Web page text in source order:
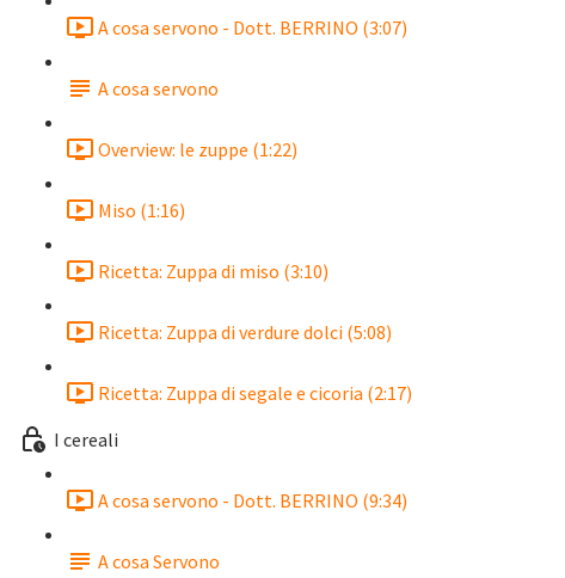
A cosa servono - Dott. BERRINO (3:07)
A cosa servono
Overview: le zuppe (1:22)
Miso (1:16)
Ricetta: Zuppa di miso (3:10)
Ricetta: Zuppa di verdure dolci (5:08)
Ricetta: Zuppa di segale e cicoria (2:17)
I cereali
A cosa servono - Dott. BERRINO (9:34)
A cosa Servono